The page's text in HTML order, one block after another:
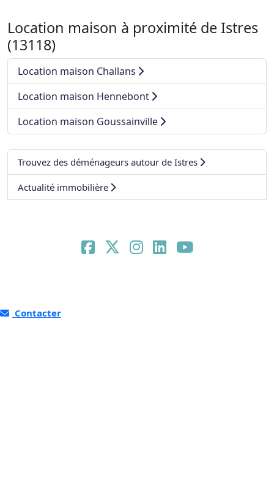
Location maison à proximité de Istres
(13118)
Location maison Challans
Location maison Hennebont
Location maison Goussainville
Trouvez des déménageurs autour de Istres
Actualité immobilière
Contacter